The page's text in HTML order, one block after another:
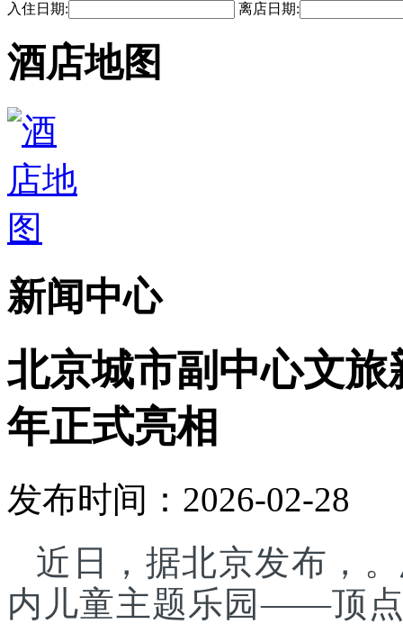
入住日期: 离店日期:
酒店地图
新闻中心
北京城市副中心文
年正式亮相
发布时间：2026-02-28
近日，据北京发布，
内儿童主题乐园——顶